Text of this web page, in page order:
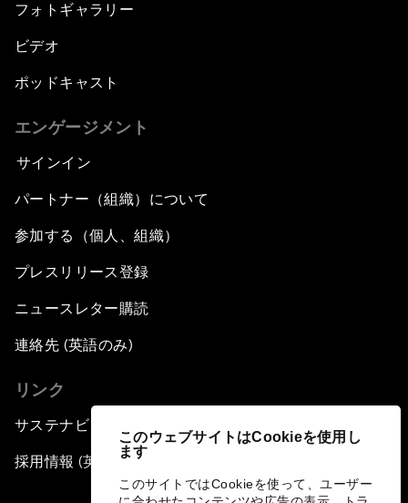
このウェブサイトはCookieを使用し
ます
このサイトではCookieを使って、ユーザー
フォトギャラリー
ビデオ
ポッドキャスト
エンゲージメント
サインイン
パートナー（組織）について
参加する（個人、組織）
プレスリリース登録
ニュースレター購読
連絡先 (英語のみ)
リンク
サステナビリティへの取り組み
採用情報 (英語のみ)